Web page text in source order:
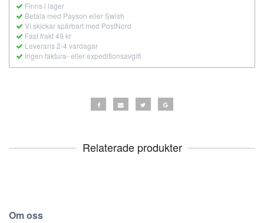
Finns i lager
Betala med Payson eller Swish
Vi skickar spårbart med PostNord
Fast frakt 49 kr
Leverans 2-4 vardagar
Ingen faktura- eller expeditionsavgift
Relaterade produkter
Om oss